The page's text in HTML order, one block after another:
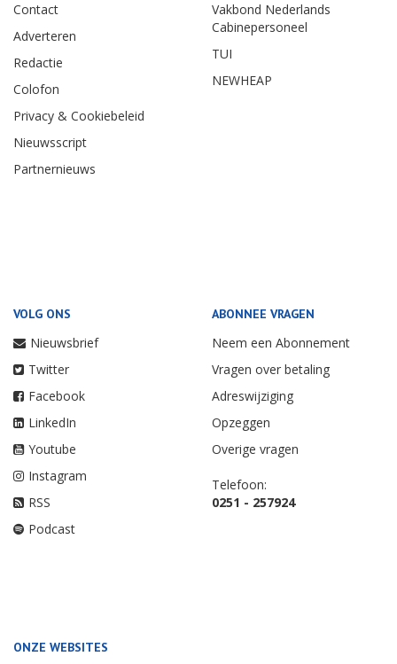
Contact
Adverteren
Redactie
Colofon
Privacy & Cookiebeleid
Nieuwsscript
Partnernieuws
Vakbond Nederlands
Cabinepersoneel
TUI
NEWHEAP
VOLG ONS
Nieuwsbrief
Twitter
Facebook
LinkedIn
Youtube
Instagram
RSS
Podcast
ABONNEE VRAGEN
Neem een Abonnement
Vragen over betaling
Adreswijziging
Opzeggen
Overige vragen
Telefoon:
0251 - 257924
ONZE WEBSITES